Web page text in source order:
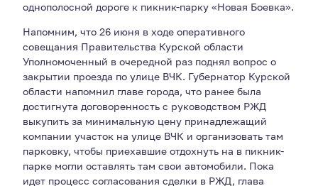
однополосной дороге к пикник-парку «Новая Боевка».
Напомним, что 26 июня в ходе оперативного
совещания Правительства Курской области
Уполномоченный в очередной раз поднял вопрос о
закрытии проезда по улице ВЧК. Губернатор Курской
области напомнил главе города, что ранее была
достигнута договоренность с руководством РЖД
выкупить за минимальную цену принадлежащий
компании участок на улице ВЧК и организовать там
парковку, чтобы приехавшие отдохнуть на в пикник-
парке могли оставлять там свои автомобили. Пока
идет процесс согласования сделки в РЖД, глава